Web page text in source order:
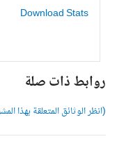
Download Stats
روابط ذات صلة
(انظر الوثائق المتعلقة بهذا